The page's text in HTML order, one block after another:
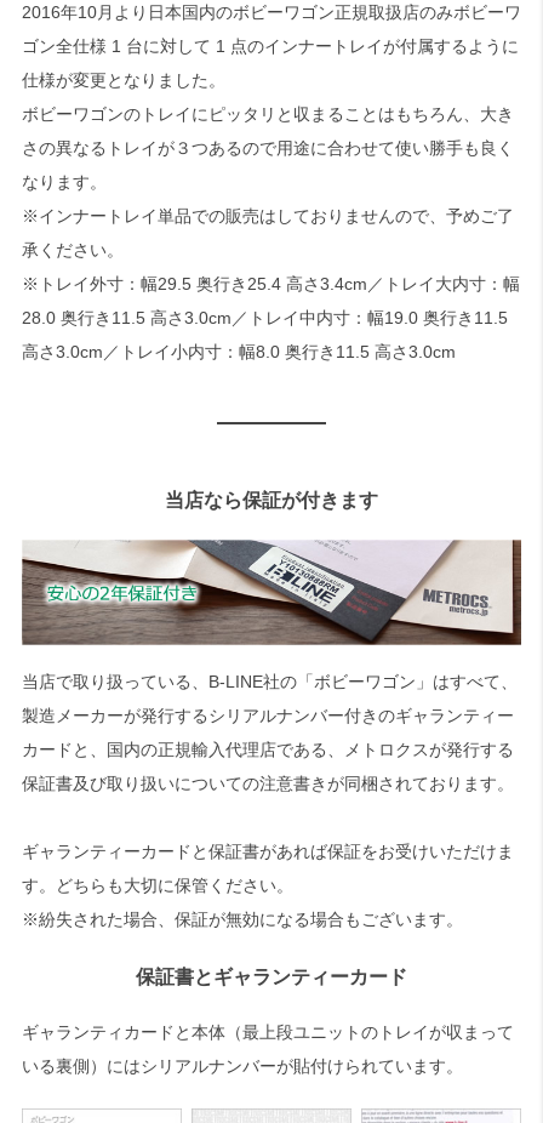
2016年10月より日本国内のボビーワゴン正規取扱店のみボビーワ
ゴン全仕様 1 台に対して 1 点のインナートレイが付属するように
仕様が変更となりました。
ボビーワゴンのトレイにピッタリと収まることはもちろん、大き
さの異なるトレイが３つあるので用途に合わせて使い勝手も良く
なります。
※インナートレイ単品での販売はしておりませんので、予めご了
承ください。
※トレイ外寸：幅29.5 奥行き25.4 高さ3.4cm／トレイ大内寸：幅
28.0 奥行き11.5 高さ3.0cm／トレイ中内寸：幅19.0 奥行き11.5
高さ3.0cm／トレイ小内寸：幅8.0 奥行き11.5 高さ3.0cm
当店なら保証が付きます
当店で取り扱っている、B-LINE社の「ボビーワゴン」はすべて、
製造メーカーが発行するシリアルナンバー付きのギャランティー
カードと、国内の正規輸入代理店である、メトロクスが発行する
保証書及び取り扱いについての注意書きが同梱されております。
ギャランティーカードと保証書があれば保証をお受けいただけま
す。どちらも大切に保管ください。
※紛失された場合、保証が無効になる場合もございます。
保証書とギャランティーカード
ギャランティカードと本体（最上段ユニットのトレイが収まって
いる裏側）にはシリアルナンバーが貼付けられています。